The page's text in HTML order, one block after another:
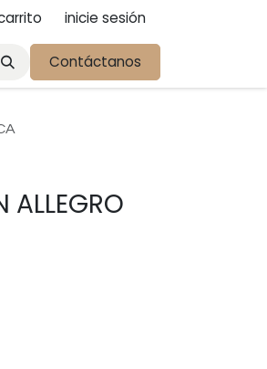
inicie sesión
Contáctanos
ALLEGRO